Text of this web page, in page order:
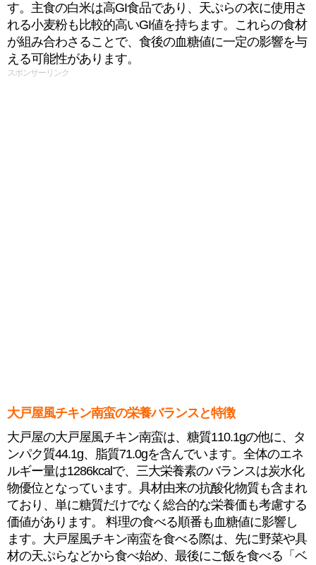
す。主食の白米は高GI食品であり、天ぷらの衣に使用さ
れる小麦粉も比較的高いGI値を持ちます。これらの食材
が組み合わさることで、食後の血糖値に一定の影響を与
える可能性があります。
スポンサーリンク
大戸屋風チキン南蛮の栄養バランスと特徴
大戸屋の大戸屋風チキン南蛮は、糖質110.1gの他に、タ
ンパク質44.1g、脂質71.0gを含んでいます。全体のエネ
ルギー量は1286kcalで、三大栄養素のバランスは炭水化
物優位となっています。具材由来の抗酸化物質も含まれ
ており、単に糖質だけでなく総合的な栄養価も考慮する
価値があります。 料理の食べる順番も血糖値に影響し
ます。大戸屋風チキン南蛮を食べる際は、先に野菜や具
材の天ぷらなどから食べ始め、最後にご飯を食べる「ベ